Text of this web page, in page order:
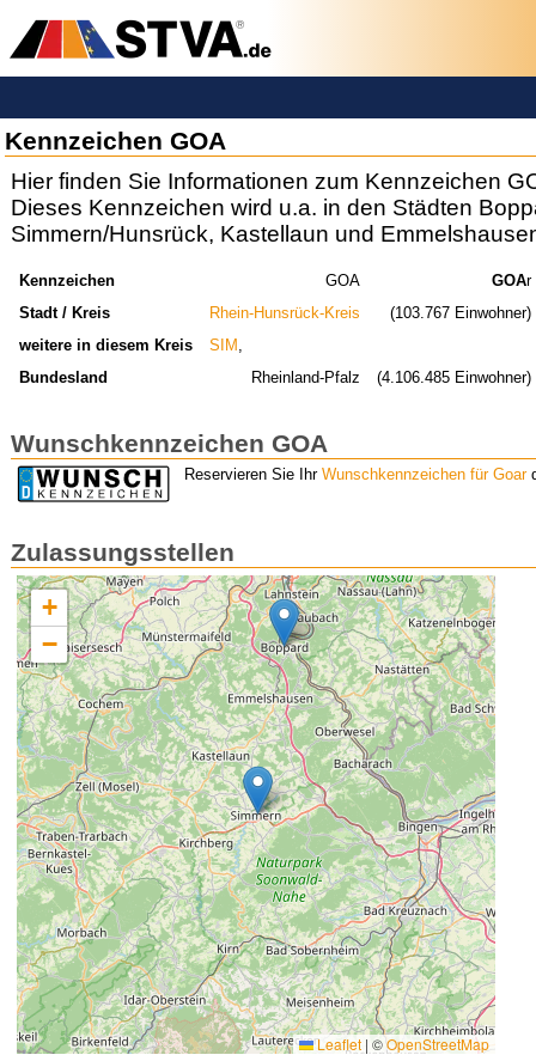
Kennzeichen GOA
Hier finden Sie Informationen zum Kennzeichen
Dieses Kennzeichen wird u.a. in den Städten
Simmern/Hunsrück, Kastellaun und
Kennzeichen GOA GOAr
Stadt / Kreis
Rhein-Hunsrück-Kreis
(103.767 Einwohner)
weitere in diesem Kreis
SIM
Bundesland
Rheinland-Pfalz (4.106.485 Einwohner)
Wunschkennzeichen GOA
Reservieren Sie Ihr Wunschkennzeichen für Goar
Zulassungsstellen
+
−
Leaflet | ©OpenStreetMap